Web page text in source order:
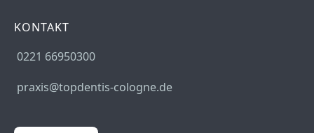
KONTAKT
0221 66950300
praxis@topdentis-cologne.de